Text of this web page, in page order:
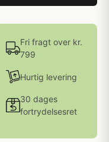
Fri fragt over kr.
799
Hurtig levering
30 dages
fortrydelsesret